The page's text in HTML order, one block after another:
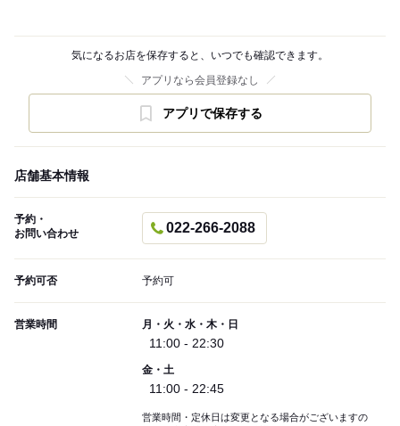
気になるお店を保存すると、いつでも確認できます。
アプリなら会員登録なし
アプリで保存する
店舗基本情報
予約・
お問い合わせ
022-266-2088
予約可否 予約可
営業時間 月・火・水・木・日
11:00 - 22:30
金・土
11:00 - 22:45
営業時間・定休日は変更となる場合がございますの